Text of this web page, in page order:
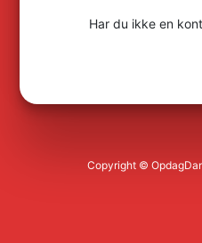
Har du ikke en
Copyright ©